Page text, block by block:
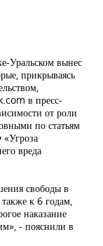
Уральском вынес
прикрываясь
в пресс-
от роли
по статьям
вреда
свободы в
к 6 годам,
наказание
- пояснили в